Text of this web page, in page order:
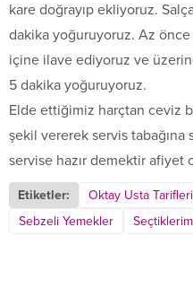
kare doğrayıp ekliyoruz.
dakika yoğuruyoruz. Az
içine ilave ediyoruz ve
5 dakika yoğuruyoruz.
Elde ettiğimiz harçtan ceviz
şekil vererek servis tabağına
servise hazır demektir afiyet
Etiketler: Oktay Usta Tarifleri
Sebzeli Yemekler